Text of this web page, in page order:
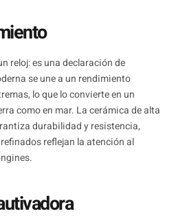
reloj: es una declaración de
se une a un rendimiento
lo que lo convierte en un
como en mar. La cerámica de alta
durabilidad y resistencia,
reflejan la atención al